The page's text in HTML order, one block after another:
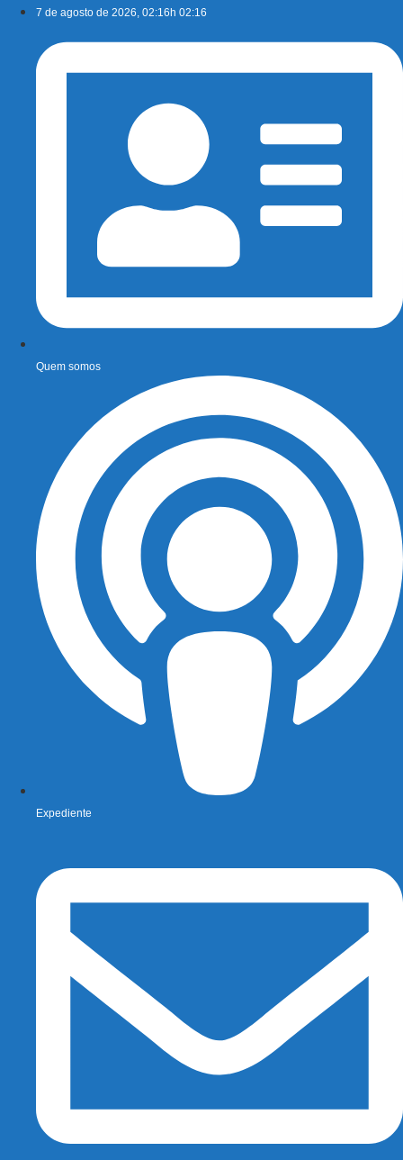
conteúdo
7 de agosto de 2026, 02:16h 02:16
Quem somos
Expediente